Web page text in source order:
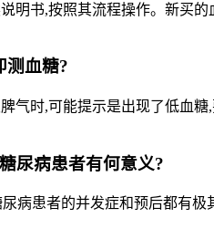
明书,按照其流程操作。新买
测血糖?
气时,可能提示是出现了低血
尿病患者有何意义?
病患者的并发症和预后都有